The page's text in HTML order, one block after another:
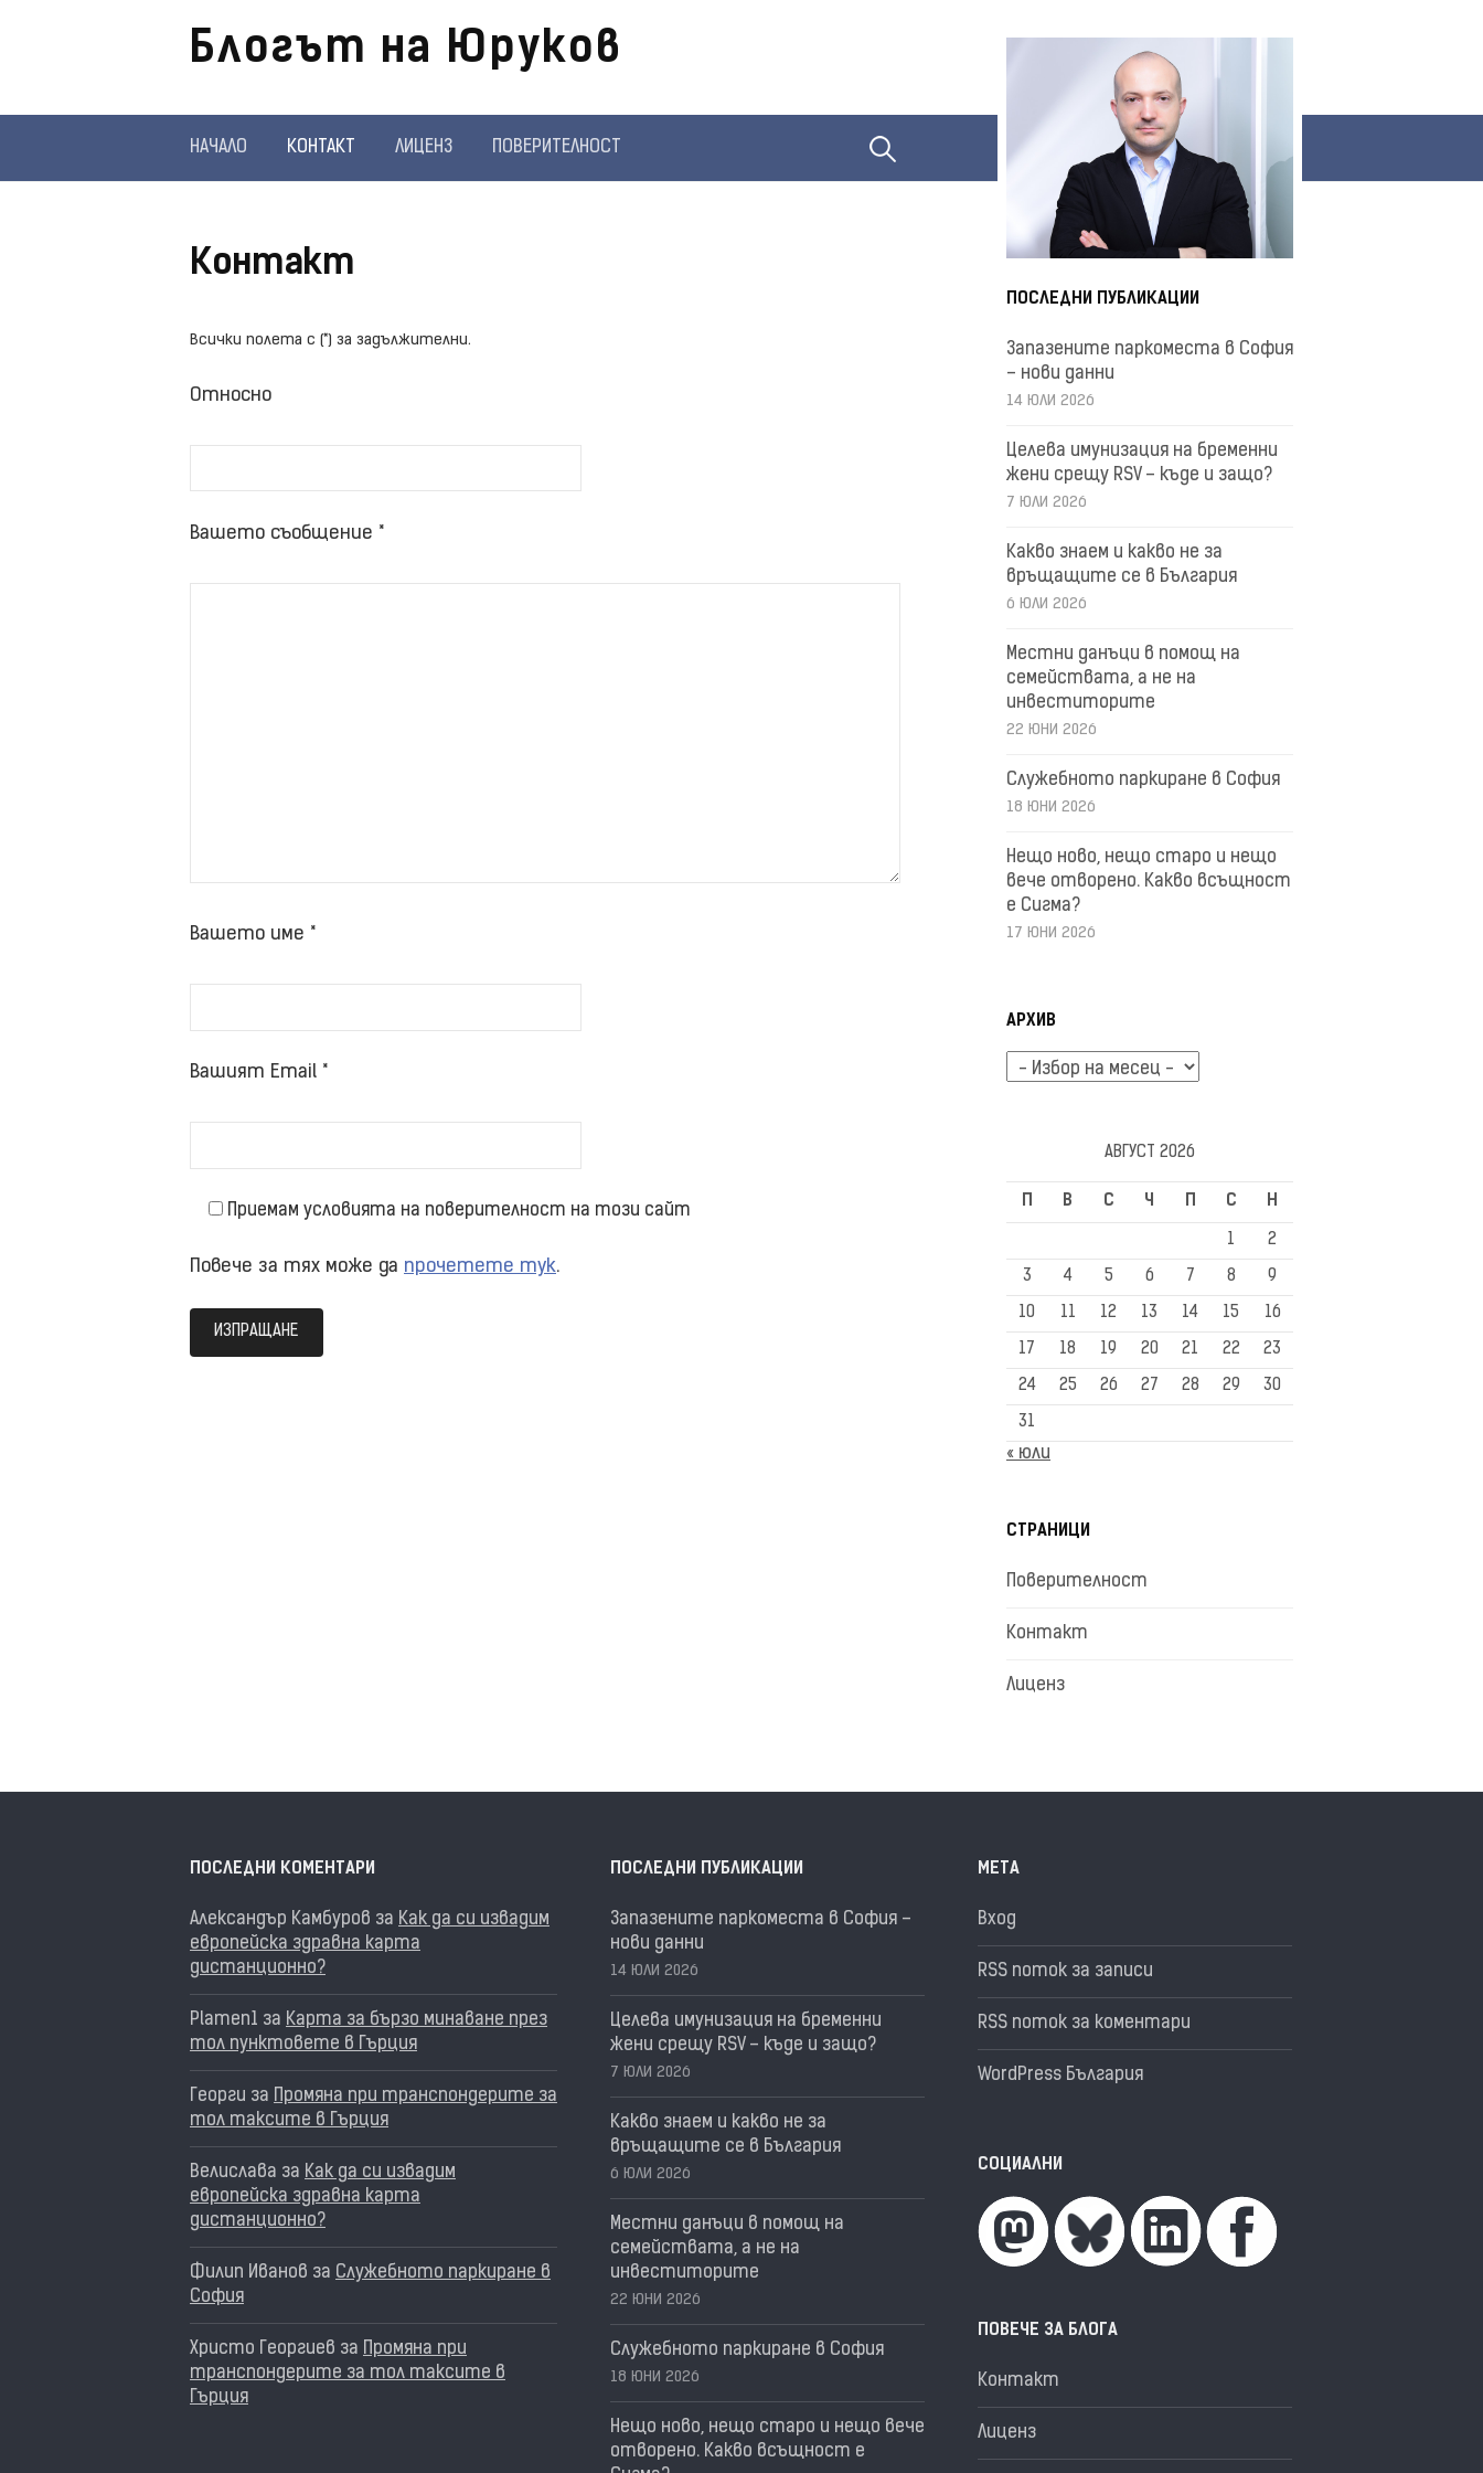
Блогът на Юруков
НАЧАЛО КОНТАКТ ЛИЦЕНЗ ПОВЕРИТЕЛНОСТ Търсене
Контакт
Всички полета с (*) за задължителни.
Относно
Вашето съобщение *
Вашето име *
Вашият Email *
Приемам условията на поверителност на този сайт
Повече за тях може да прочетете тук.
ПОСЛЕДНИ ПУБЛИКАЦИИ
Запазените паркоместа в София
– нови данни
14 ЮЛИ 2026
Целева имунизация на бременни
жени срещу RSV – къде и защо?
7 ЮЛИ 2026
Какво знаем и какво не за
връщащите се в България
6 ЮЛИ 2026
Местни данъци в помощ на
семействата, а не на
инвеститорите
22 ЮНИ 2026
Служебното паркиране в София
18 ЮНИ 2026
Нещо ново, нещо старо и нещо
вече отворено. Какво всъщност
е Сигма?
17 ЮНИ 2026
АРХИВ
Архив
АВГУСТ 2026
В С Ч С Н
1 2
3 4 5 6 7 8 9
10 11 12 13 14 15 16
17 18 19 20 21 22 23
24 25 26 27 28 29 30
31
« юли
СТРАНИЦИ
Поверителност
Контакт
Лиценз
ПОСЛЕДНИ КОМЕНТАРИ
Александър Камбуров за Как да си извадим
европейска здравна карта
дистанционно?
Plamen1 за Карта за бързо минаване през
тол пунктовете в Гърция
Георги за
Промяна при транспондерите за
тол таксите в Гърция
Велислава за Как да си извадим
европейска здравна карта
дистанционно?
Филип Иванов за Служебното паркиране в
София
Христо Георгиев за
Промяна при
транспондерите за тол таксите в
Гърция
ПОСЛЕДНИ ПУБЛИКАЦИИ
Запазените паркоместа в София –
нови данни
14 ЮЛИ 2026
Целева имунизация на бременни
жени срещу RSV – къде и защо?
7 ЮЛИ 2026
Какво знаем и какво не за
връщащите се в България
6 ЮЛИ 2026
Местни данъци в помощ на
семействата, а не на
инвеститорите
22 ЮНИ 2026
Служебното паркиране в София
18 ЮНИ 2026
Нещо ново, нещо старо и нещо вече
отворено. Какво всъщност е
МЕТА
Вход
RSS поток за записи
RSS поток за коментари
WordPress България
СОЦИАЛНИ
ПОВЕЧЕ ЗА БЛОГА
Контакт
Лиценз